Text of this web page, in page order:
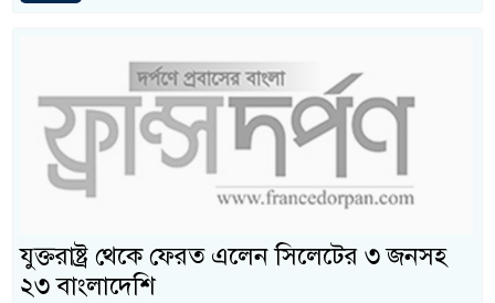
যুক্তরাষ্ট্র থেকে ফেরত এলেন সিলেটের ৩ জনসহ
২৩ বাংলাদেশি